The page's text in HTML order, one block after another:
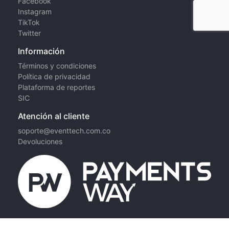
Instagram
TikTok
Twitter
Información
Términos y condiciones
Política de privacidad
Plataforma de reportes
SIC
Atención al cliente
soporte@eventtech.com.co
Devoluciones